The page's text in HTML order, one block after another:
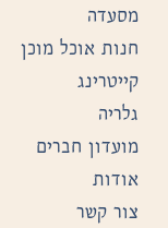
מסעדה
חנות אוכל מוכן
קייטרינג
גלריה
מועדון חברים
אודות
צור קשר